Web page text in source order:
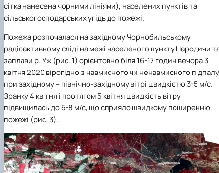
сітка нанесена чорними лініями), населених пунктів та
сільськогосподарських угідь до пожежі.
Пожежа розпочалася на західному Чорнобильському
радіоактивному сліді на межі населеного пункту Народичи
заплави р. Уж (рис. 1) орієнтовно біля 16-17 годин вечора 3
квітня 2020 вірогідно з навмисного чи ненавмисного підпалу
при західному – північно-західному вітрі швидкістю 3-5 м/с.
Зранку 4 квітня і протягом 5 квітня швидкість вітру
підвищилась до 5-8 м/с, що сприяло швидкому поширенню
пожежі (рис. 3).